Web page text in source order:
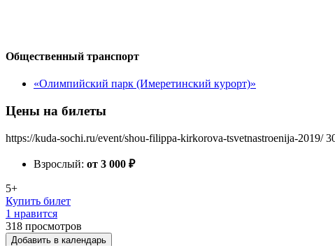
Общественный транспорт
«Олимпийский парк (Имеретинский курорт)»
Цены на билеты
https://kuda-sochi.ru/event/shou-filippa-kirkorova-tsvetnastroenija-2019/
Взрослый: от 3 000 ₽
5+
Купить билет
1 нравится
318 просмотров
Добавить в календарь